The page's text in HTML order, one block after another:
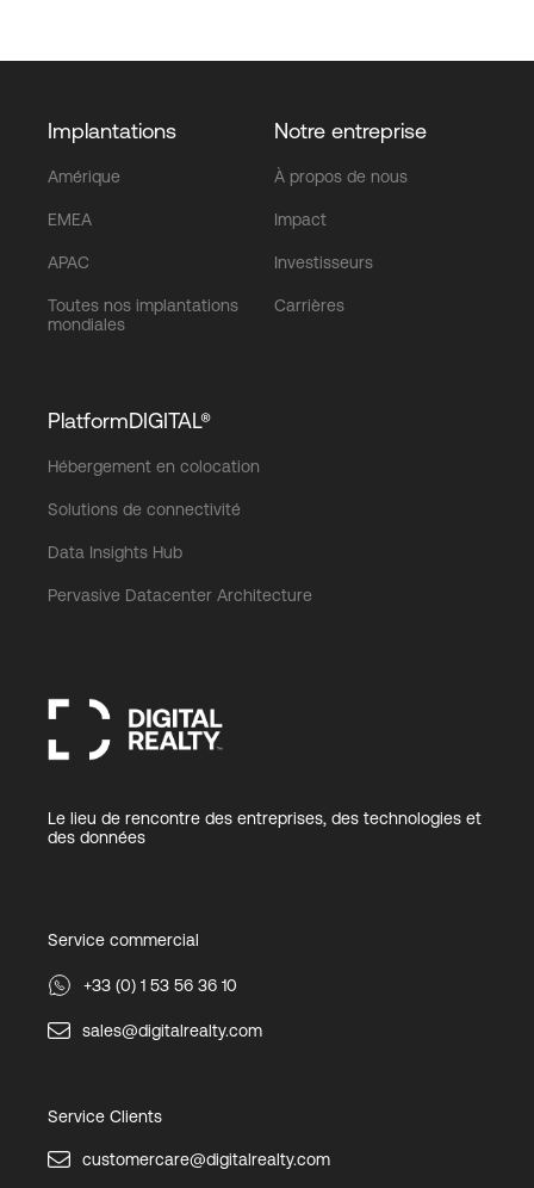
Implantations
Amérique
EMEA
APAC
Toutes nos implantations
mondiales
Notre entreprise
À propos de nous
Impact
Investisseurs
Carrières
PlatformDIGITAL®
Hébergement en colocation
Solutions de connectivité
Data Insights Hub
Pervasive Datacenter Architecture
Le lieu de rencontre des entreprises, des technologies et
des données
Service commercial
+33 (0) 1 53 56 36 10
sales@digitalrealty.com
Service Clients
customercare@digitalrealty.com